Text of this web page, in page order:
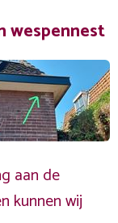
wespennest
aan de
kunnen wij